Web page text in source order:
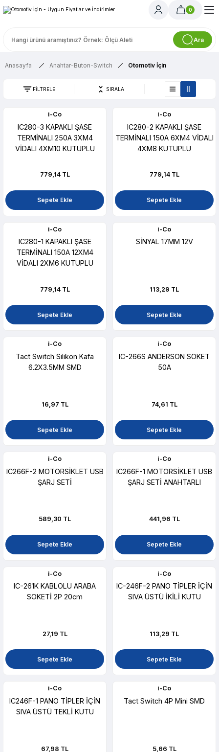
Ara
0
Anasayfa Anahtar-Buton-Switch Otomotiv İçin
FİLTRELE SIRALA
i-Co
IC280-3 KAPAKLI ŞASE
TERMİNALI 250A 3XM4
VİDALI 4XM10 KUTUPLU
779,14 TL
Sepete Ekle
i-Co
IC280-2 KAPAKLI ŞASE
TERMİNALI 150A 6XM4 VİDALI
4XM8 KUTUPLU
779,14 TL
Sepete Ekle
i-Co
IC280-1 KAPAKLI ŞASE
TERMİNALI 150A 12XM4
VİDALI 2XM6 KUTUPLU
779,14 TL
Sepete Ekle
i-Co
SİNYAL 17MM 12V
113,29 TL
Sepete Ekle
i-Co
Tact Switch Silikon Kafa
6.2X3.5MM SMD
16,97 TL
Sepete Ekle
i-Co
IC-266S ANDERSON SOKET
50A
74,61 TL
Sepete Ekle
i-Co
IC266F-2 MOTORSİKLET USB
ŞARJ SETİ
589,30 TL
Sepete Ekle
i-Co
IC266F-1 MOTORSİKLET USB
ŞARJ SETİ ANAHTARLI
441,96 TL
Sepete Ekle
i-Co
IC-261K KABLOLU ARABA
SOKETİ 2P 20cm
27,19 TL
Sepete Ekle
i-Co
IC-246F-2 PANO TİPLER İÇİN
SIVA ÜSTÜ İKİLİ KUTU
113,29 TL
Sepete Ekle
i-Co
IC246F-1 PANO TİPLER İÇİN
SIVA ÜSTÜ TEKLİ KUTU
67,98 TL
i-Co
Tact Switch 4P Mini SMD
5,66 TL